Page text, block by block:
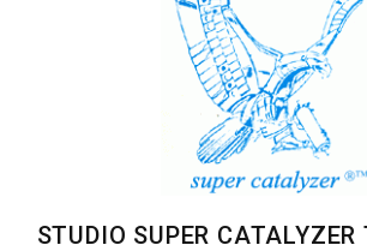
STUDIO SUPER CATALYZER